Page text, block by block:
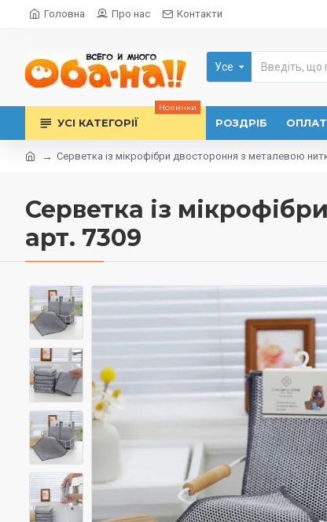
Головна Про нас Контакти
Усе
УСІ КАТЕГОРІЇ
Новинки
РОЗДРІБ
Серветка із мікрофібри двостороння з металевою
Серветка із
арт. 7309